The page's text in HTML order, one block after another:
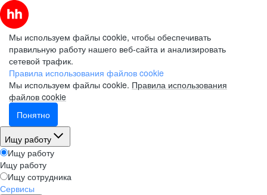
Мы используем файлы cookie, чтобы обеспечивать
правильную работу нашего веб-сайта и анализировать
сетевой трафик.
Правила использования файлов cookie
Мы используем файлы cookie. Правила использования
файлов cookie
Понятно
Ищу работу
Ищу работу
Ищу работу
Ищу сотрудника
Сервисы